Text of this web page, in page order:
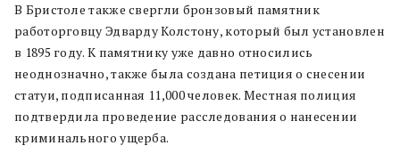
В Бристоле также свергли бронзовый памятник
работорговцу Эдварду Колстону, который был установлен
в 1895 году. К памятнику уже давно относились
неоднозначно, также была создана петиция о снесении
статуи, подписанная 11,000 человек. Местная полиция
подтвердила проведение расследования о нанесении
криминального ущерба.